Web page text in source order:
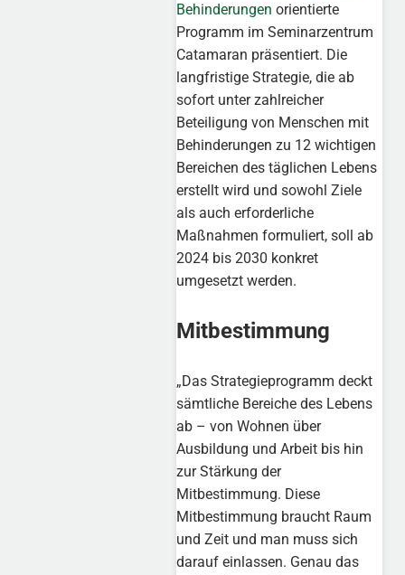
Behinderungen orientierte
Programm im Seminarzentrum
Catamaran präsentiert. Die
langfristige Strategie, die ab
sofort unter zahlreicher
Beteiligung von Menschen mit
Behinderungen zu 12 wichtigen
Bereichen des täglichen Lebens
erstellt wird und sowohl Ziele
als auch erforderliche
Maßnahmen formuliert, soll ab
2024 bis 2030 konkret
umgesetzt werden.
Mitbestimmung
„Das Strategieprogramm deckt
sämtliche Bereiche des Lebens
ab – von Wohnen über
Ausbildung und Arbeit bis hin
zur Stärkung der
Mitbestimmung. Diese
Mitbestimmung braucht Raum
und Zeit und man muss sich
darauf einlassen. Genau das